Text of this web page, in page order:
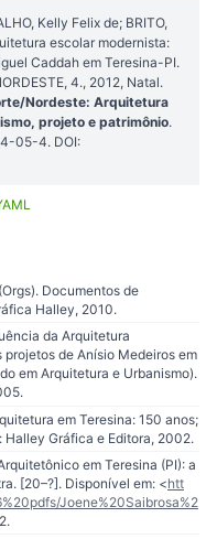
Kelly Felix de; BRITO,
escolar modernista:
Caddah em Teresina-PI.
4., 2012, Natal.
Nordeste: Arquitetura
projeto e patrimônio.
05-4. DOI:
Documentos de
Halley, 2010.
da Arquitetura
de Anísio Medeiros em
em Arquitetura e Urbanismo).
em Teresina: 150 anos;
Gráfica e Editora, 2002.
em Teresina (PI): a
[20–?]. Disponível em: <htt
Joene%20Saibrosa%2